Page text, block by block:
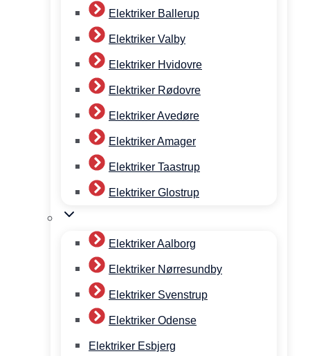
Elektriker Ballerup
Elektriker Valby
Elektriker Hvidovre
Elektriker Rødovre
Elektriker Avedøre
Elektriker Amager
Elektriker Taastrup
Elektriker Glostrup
Elektriker Aalborg
Elektriker Nørresundby
Elektriker Svenstrup
Elektriker Odense
Elektriker Esbjerg